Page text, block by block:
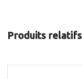
Produits relatifs